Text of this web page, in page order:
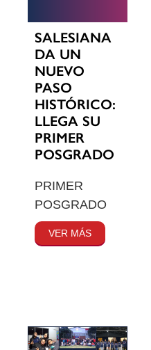
SALESIANA
DA UN
NUEVO
PASO
HISTÓRICO:
LLEGA SU
PRIMER
POSGRADO
PRIMER
POSGRADO
VER MÁS